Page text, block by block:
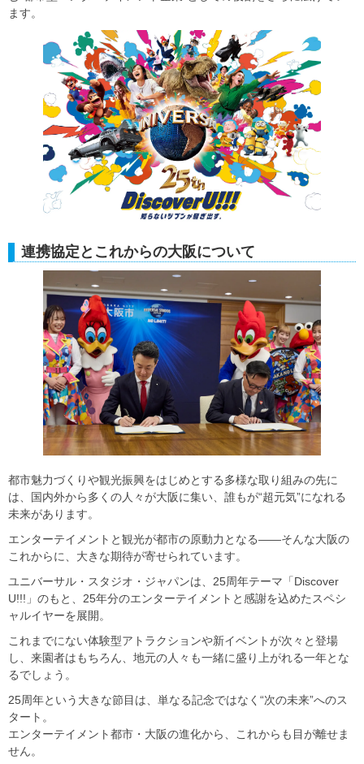
ます。
連携協定とこれからの大阪について
都市魅力づくりや観光振興をはじめとする多様な取り組みの先に
は、国内外から多くの人々が大阪に集い、誰もが“超元気”になれる
未来があります。
エンターテイメントと観光が都市の原動力となる――そんな大阪の
これからに、大きな期待が寄せられています。
ユニバーサル・スタジオ・ジャパンは、25周年テーマ「Discover
U!!!」のもと、25年分のエンターテイメントと感謝を込めたスペシ
ャルイヤーを展開。
これまでにない体験型アトラクションや新イベントが次々と登場
し、来園者はもちろん、地元の人々も一緒に盛り上がれる一年とな
るでしょう。
25周年という大きな節目は、単なる記念ではなく“次の未来”へのス
タート。
エンターテイメント都市・大阪の進化から、これからも目が離せま
せん。